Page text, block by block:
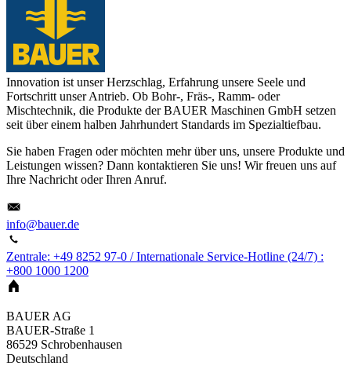
Innovation ist unser Herzschlag, Erfahrung unsere Seele und
Fortschritt unser Antrieb. Ob Bohr-, Fräs-, Ramm- oder
Mischtechnik, die Produkte der BAUER Maschinen GmbH setzen
seit über einem halben Jahrhundert Standards im Spezialtiefbau.
Sie haben Fragen oder möchten mehr über uns, unsere Produkte und
Leistungen wissen? Dann kontaktieren Sie uns! Wir freuen uns auf
Ihre Nachricht oder Ihren Anruf.
info@bauer.de
Zentrale: +49 8252 97-0 / Internationale Service-Hotline (24/7) :
+800 1000 1200
BAUER AG
BAUER-Straße 1
86529 Schrobenhausen
Deutschland